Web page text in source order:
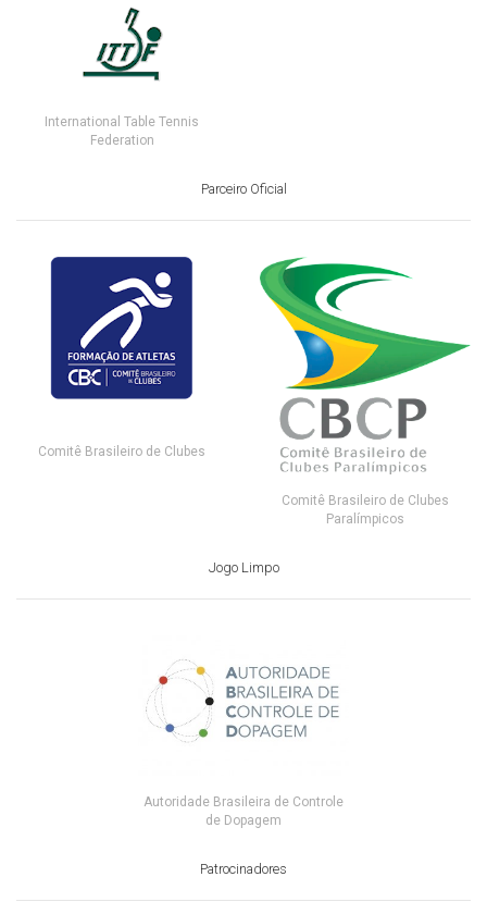
International Table Tennis
Federation
Parceiro Oficial
Comitê Brasileiro de Clubes
Comitê Brasileiro de Clubes
Paralímpicos
Jogo Limpo
Autoridade Brasileira de Controle
de Dopagem
Patrocinadores